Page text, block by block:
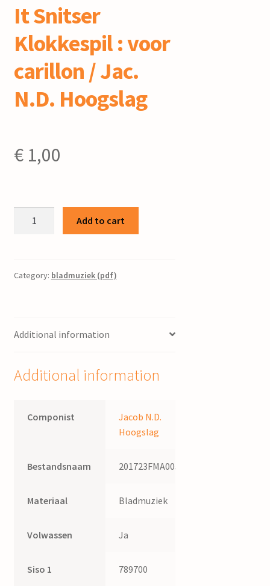
It Snitser
Klokkespil : voor
carillon / Jac.
N.D. Hoogslag
€1,00
voor
N.D.
Add to cart
Category: bladmuziek (pdf)
Additional information
Additional information
Componist
Jacob N.D.
Hoogslag
Bestandsnaam 201723FMA005
Materiaal Bladmuziek
Volwassen Ja
Siso 1 789700